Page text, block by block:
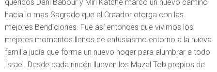
queridos Dani Babour y Miri Katche marcó un nuevo camino
hacia lo mas Sagrado que el Creador otorga con las
mejores Bendiciones. Fue así entonces que vivimos los
mejores momentos llenos de entusiasmo entorno a la nueva
familia judía que forma un nuevo hogar para alumbrar a todo
Israel. Desde cada rincón llueven los Mazal Tob propios de